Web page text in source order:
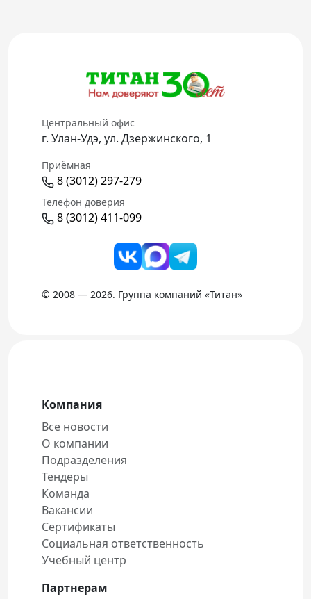
Центральный офис
г. Улан-Удэ, ул. Дзержинского, 1
Приёмная
8 (3012) 297-279
Телефон доверия
8 (3012) 411-099
© 2008 — 2026. Группа компаний «Титан»
Компания
Все новости
О компании
Подразделения
Тендеры
Команда
Вакансии
Сертификаты
Социальная ответственность
Учебный центр
Партнерам